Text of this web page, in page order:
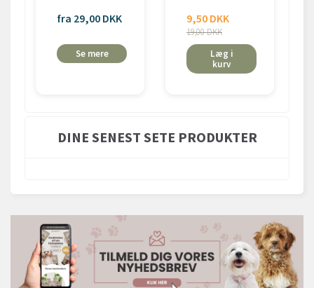
fra 29,00 DKK
Se mere
9,50 DKK
19,00 DKK
Læg i
kurv
DINE SENEST SETE PRODUKTER